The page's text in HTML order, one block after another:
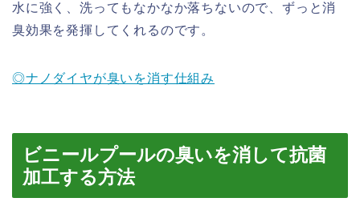
水に強く、洗ってもなかなか落ちないので、ずっと消
臭効果を発揮してくれるのです。
◎ナノダイヤが臭いを消す仕組み
ビニールプールの臭いを消して抗菌
加工する方法